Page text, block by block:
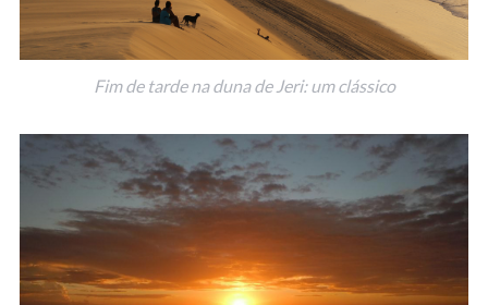
Fim de tarde na duna de Jeri: um clássico